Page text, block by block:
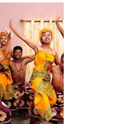
S'ABONNER
À LA NEWSLETTER
INSTAGRAM
LINKEDINYOUTUBE